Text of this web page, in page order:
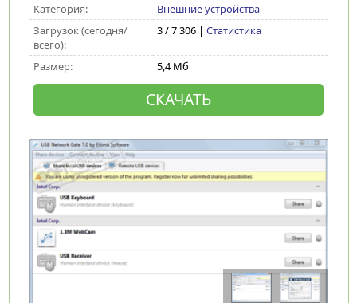
Категория:
Внешние устройства
Загрузок (сегодня/
всего):
3 / 7 306 | Статистика
Размер: 5,4 Мб
СКАЧАТЬ